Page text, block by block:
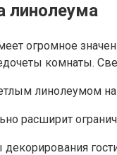
линолеума
огромное
комнаты.
расширит